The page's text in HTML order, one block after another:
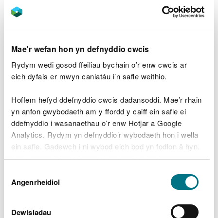
Mae'r wefan hon yn defnyddio cwcis
Rydym wedi gosod ffeiliau bychain o’r enw cwcis ar
eich dyfais er mwyn caniatáu i’n safle weithio.
Hoffem hefyd ddefnyddio cwcis dadansoddi. Mae’r rhain
yn anfon gwybodaeth am y ffordd y caiff ein safle ei
ddefnyddio i wasanaethau o’r enw Hotjar a Google
Analytics. Rydym yn defnyddio’r wybodaeth hon i wella
ein safle. Gadewch i ni wybod eich bod yn fodlon â hyn.
Byddwn yn defnyddio cwci i gadw eich dewis.
Gellirdarllen mwy am ein cwcis cyn i chi ddewis.
Caniatâd
Angenrheidiol
Dewisiadau
Gallwch weithio heb drwydded os gallwch:
osgoi dinistrio eu hwyau
osgoi difrodi eu cynefin
osgoi tarfu ar fadfallod sy’n bridio
cyfnodau sensitif, felly bydd angen i chi neilltuo
amser i gynllunio ar gyfer hyn yn eich amserlen
waith. Efallai y bydd angen i chigael
ecolegydd i'ch cynghori.
Pryd y bydd angen
trwydded madfallod dŵr